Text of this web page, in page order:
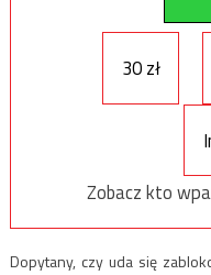
30 zł
Zobacz kto
Dopytany, czy uda się